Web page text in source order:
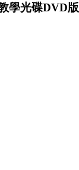
學光碟DVD版